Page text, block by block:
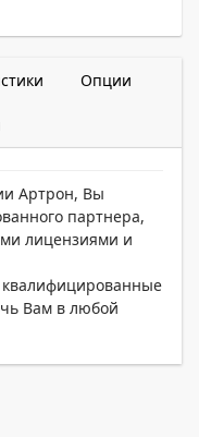
Опции
Артрон, Вы
партнера,
лицензиями и
Вам в любой